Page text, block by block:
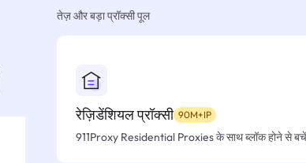
तेज़ और बड़ा प्रॉक्सी पूल
रेज़िडेंशियल प्रॉक्सी 90M+IP
911Proxy Residential Proxies के साथ ब्लॉक होने से